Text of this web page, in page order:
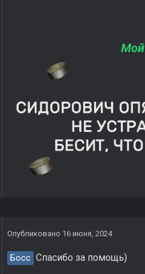
Опубликовано 16 июня, 2024
Босс Спасибо за помощь)